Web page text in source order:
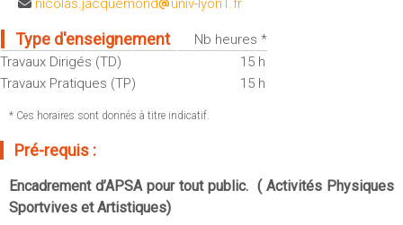
Sportives)
UFR FS (Chimie, Mathématique, Physique)
UFR Biosciences (Biologie, Biochimie)
GEP (Génie Electrique des Procédés - Département composante)
Informatique (Département Composante)
Mécanique (Département composante)
Fermer
Plan et accès
OUTILS
Intranet des personnels
Moodle
Messagerie
Stage et emploi
Portefeuille d'Expériences et
nicolas.jacquemond
univ-lyon1.fr
Type d'enseignement
Nb heures *
Travaux Dirigés (TD)
15 h
Travaux Pratiques (TP)
15 h
* Ces horaires sont donnés à titre indicatif.
Pré-requis :
Encadrement d’APSA pour tout public. ( Activités Physiques
Sportvives et Artistiques)